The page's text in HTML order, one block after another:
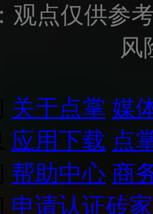
观点仅供参
风
关于点掌 媒
应用下载 点
帮助中心 商
申请认证砖家